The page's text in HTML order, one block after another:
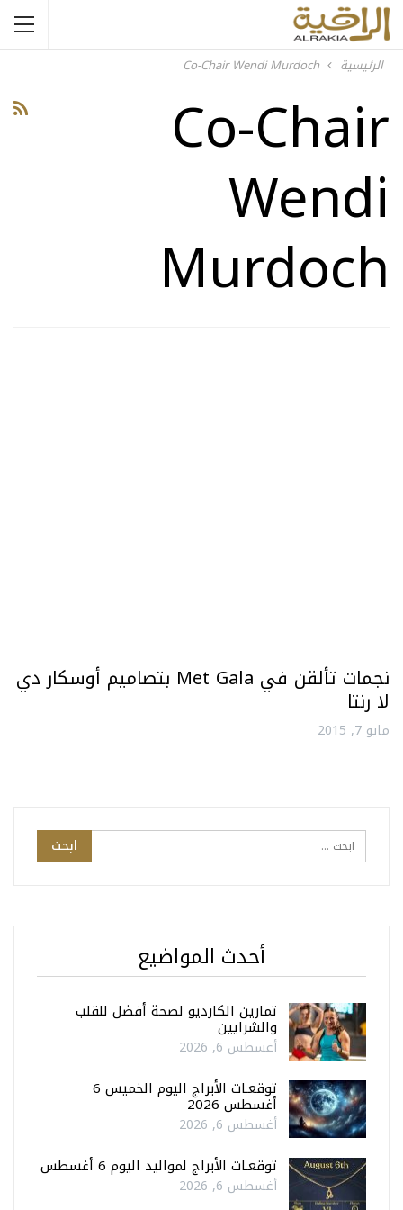
الرئيسية Co-Chair Wendi Murdoch
Co-Chair
Wendi
Murdoch
نجمات تألقن في Met Gala بتصاميم أوسكار دي
لا رنتا
مايو 7, 2015
أحدث المواضيع
تمارين الكارديو لصحة أفضل للقلب
والشرايين
أغسطس 6, 2026
توقعـات الأبراج اليوم الخميس 6
أغسطس 2026
أغسطس 6, 2026
توقعـات الأبراج لمواليد اليوم 6 أغسطس
أغسطس 6, 2026